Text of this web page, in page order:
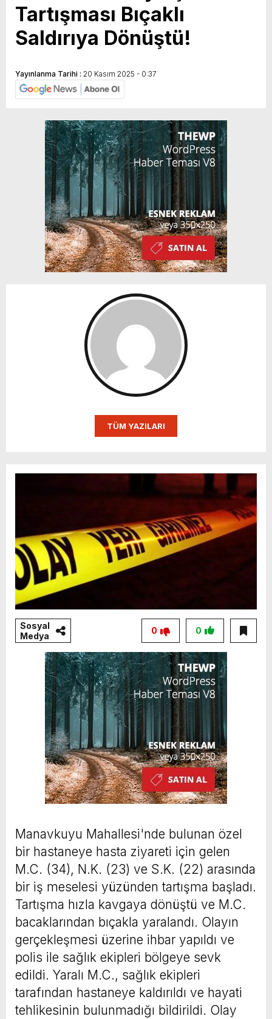
Tartışması Bıçaklı
Saldırıya Dönüştü!
Yayınlanma Tarihi : 20 Kasım 2025 - 0:37
TÜM YAZILARI
Sosyal
Medya
0
0
Manavkuyu Mahallesi'nde bulunan özel
bir hastaneye hasta ziyareti için gelen
M.C. (34), N.K. (23) ve S.K. (22) arasında
bir iş meselesi yüzünden tartışma başladı.
Tartışma hızla kavgaya dönüştü ve M.C.
bacaklarından bıçakla yaralandı. Olayın
gerçekleşmesi üzerine ihbar yapıldı ve
polis ile sağlık ekipleri bölgeye sevk
edildi. Yaralı M.C., sağlık ekipleri
tarafından hastaneye kaldırıldı ve hayati
tehlikesinin bulunmadığı bildirildi. Olay